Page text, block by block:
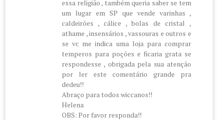
essa religião , também queria saber se tem
um lugar em SP que vende varinhas ,
caldeirões , cálice , bolas de cristal ,
athame , insensários , vassouras e outros e
se vc me indica uma loja para comprar
temperos para poções e ficaria grata se
respondesse , obrigada pela sua atenção
por ler este comentário grande pra
dedeu!!
Abraço para todos wiccanos!!
Helena
OBS: Por favor responda!!